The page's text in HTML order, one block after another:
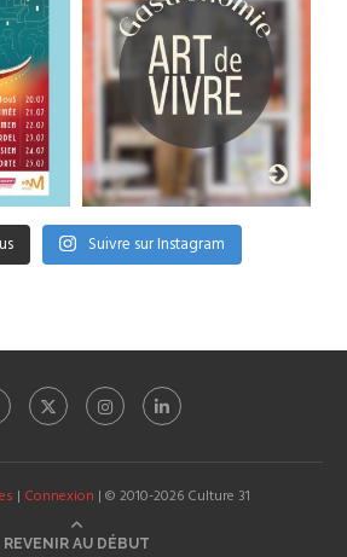
Suivre sur Instagram
| Connexion | © 2010-2026 Culture 31
REVENIR AU DÉBUT